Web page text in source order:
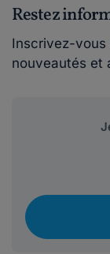
Restez
Inscrivez-vous
nouveautés et